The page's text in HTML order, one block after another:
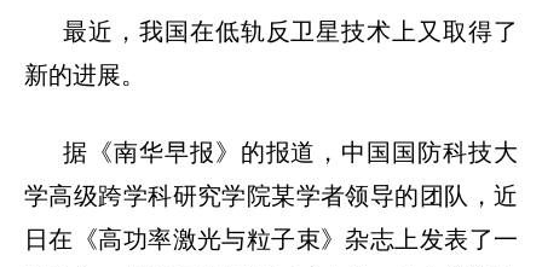
最近，我国在低轨反卫星技术上又取得了
新的进展。
据《南华早报》的报道，中国国防科技大
学高级跨学科研究学院某学者领导的团队，近
日在《高功率激光与粒子束》杂志上发表了一